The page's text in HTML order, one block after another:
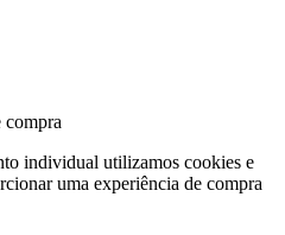
compra
individual utilizamos cookies e
uma experiência de compra